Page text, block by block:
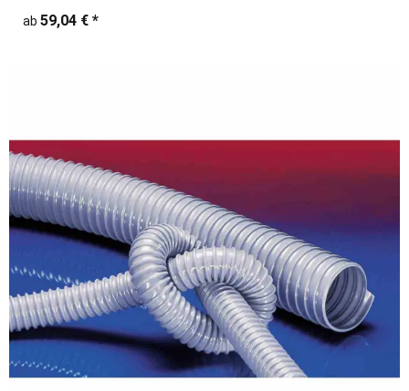
ab 59,04 € *